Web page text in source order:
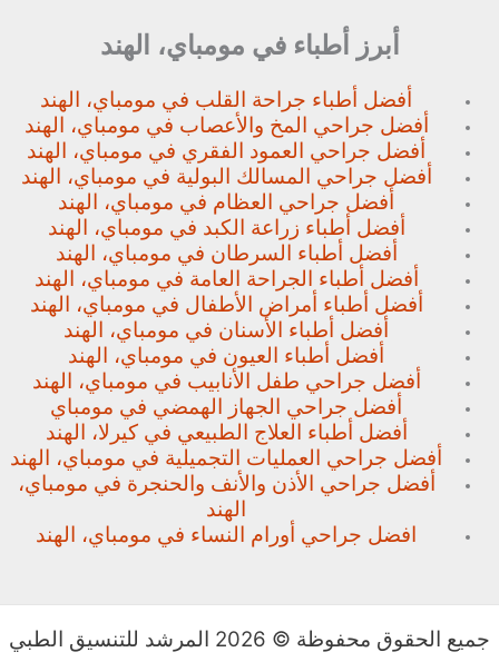
أبرز أطباء في مومباي، الهند
أفضل أطباء جراحة القلب في مومباي، الهند
أفضل جراحي المخ والأعصاب في مومباي، الهند
أفضل جراحي العمود الفقري في مومباي، الهند
أفضل جراحي المسالك البولية في مومباي، الهند
أفضل جراحي العظام في مومباي، الهند
أفضل أطباء زراعة الكبد في مومباي، الهند
أفضل أطباء السرطان في مومباي، الهند
أفضل أطباء الجراحة العامة في مومباي، الهند
أفضل أطباء أمراض الأطفال في مومباي، الهند
أفضل أطباء الأسنان في مومباي، الهند
أفضل أطباء العيون في مومباي، الهند
أفضل جراحي طفل الأنابيب في مومباي، الهند
أفضل جراحي الجهاز الهمضي في مومباي
أفضل أطباء العلاج الطبيعي في كيرلا، الهند
أفضل جراحي العمليات التجميلية في مومباي، الهند
أفضل جراحي الأذن والأنف والحنجرة في مومباي،
الهند
افضل جراحي أورام النساء في مومباي، الهند
جميع الحقوق محفوظة © 2026 المرشد للتنسيق الطبي